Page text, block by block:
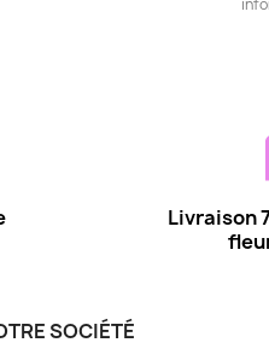
Livraison
SOCIÉTÉ